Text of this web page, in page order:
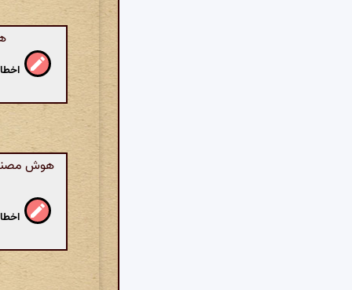
هوش